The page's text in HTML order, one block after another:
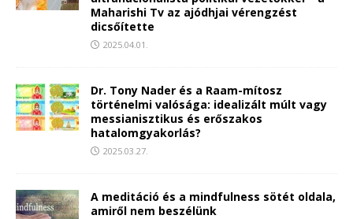
Maharishi Tv az ajódhjai vérengzést
dicsőítette
2025.04.01.
Dr. Tony Nader és a Raam-mítosz
történelmi valósága: idealizált múlt vagy
messianisztikus és erőszakos
hatalomgyakorlás?
2025.03.27.
A meditáció és a mindfulness sötét oldala,
amiről nem beszélünk